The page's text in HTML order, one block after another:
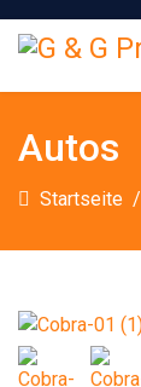
Autos
Startseite